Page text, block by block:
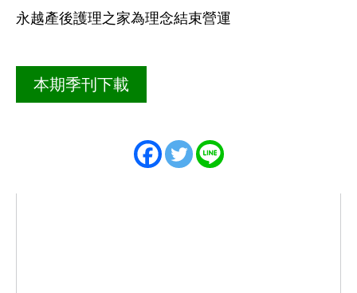
永越產後護理之家為理念結束營運
本期季刊下載